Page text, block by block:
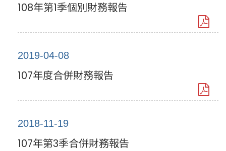
108年第1季個別財務報告
2019-04-08
107年度合併財務報告
2018-11-19
107年第3季合併財務報告